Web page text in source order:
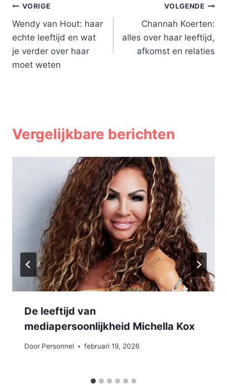
Bericht
navigatie
VORIGE
Wendy van Hout: haar
echte leeftijd en wat
je verder over haar
moet weten
VOLGENDE
Channah Koerten:
alles over haar leeftijd,
afkomst en relaties
Vergelijkbare berichten
De leeftijd van
mediapersoonlijkheid Michella Kox
Door Personnel februari 19, 2026